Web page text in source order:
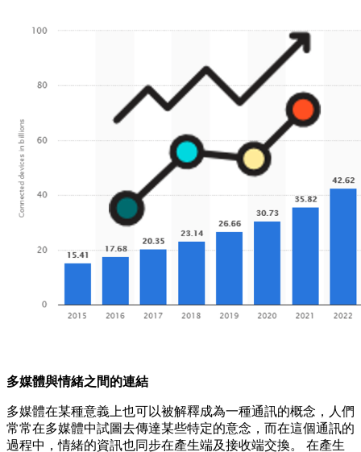
多媒體與情緒之間的連結
多媒體在某種意義上也可以被解釋成為一種通訊的概念，人們
常常在多媒體中試圖去傳達某些特定的意念，而在這個通訊的
過程中，情緒的資訊也同步在產生端及接收端交換。 在產生